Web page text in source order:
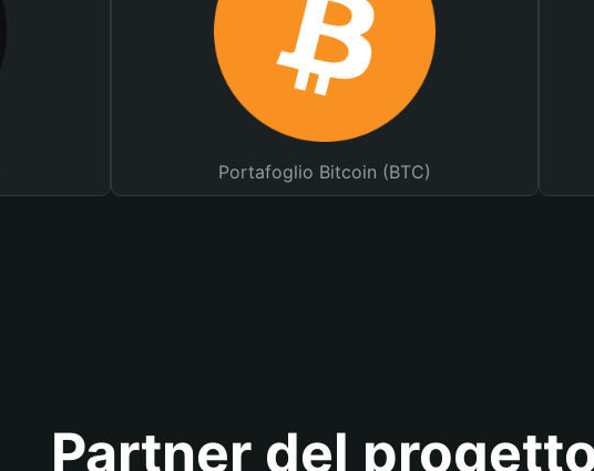
Portafoglio Bitcoin (BTC)
Partner del